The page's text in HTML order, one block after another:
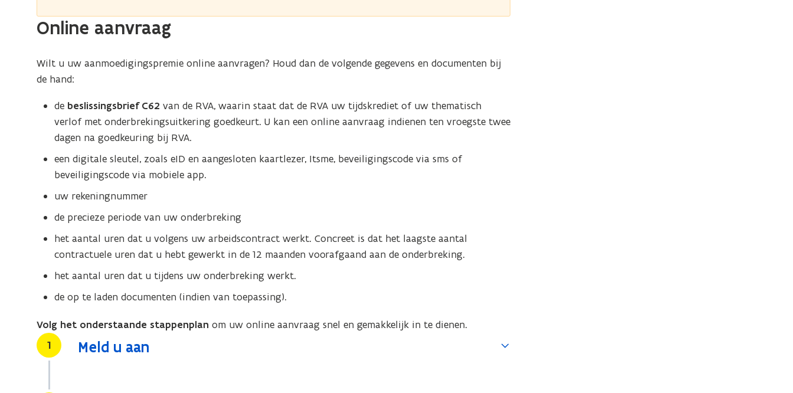
Online aanvraag
Wilt u uw aanmoedigingspremie online aanvragen? Houd dan de volgende gegevens en documenten bij
de hand:
de beslissingsbrief C62 van de RVA, waarin staat dat de RVA uw tijdskrediet of uw thematisch
verlof met onderbrekingsuitkering goedkeurt. U kan een online aanvraag indienen ten vroegste twee
dagen na goedkeuring bij RVA.
een digitale sleutel, zoals eID en aangesloten kaartlezer, Itsme, beveiligingscode via sms of
beveiligingscode via mobiele app.
uw rekeningnummer
de precieze periode van uw onderbreking
het aantal uren dat u volgens uw arbeidscontract werkt. Concreet is dat het laagste aantal
contractuele uren dat u hebt gewerkt in de 12 maanden voorafgaand aan de onderbreking.
het aantal uren dat u tijdens uw onderbreking werkt.
de op te laden documenten (indien van toepassing).
Volg het onderstaande stappenplan om uw online aanvraag snel en gemakkelijk in te dienen.
Stap
1 Meld u aan